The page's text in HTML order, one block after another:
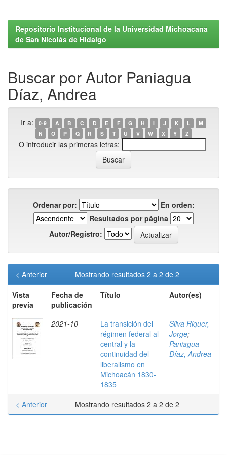
Repositorio Institucional de la Universidad Michoacana
de San Nicolás de Hidalgo
Buscar por Autor Paniagua
Díaz, Andrea
Ir a: 0-9 A B C D E F G H I J K L
M
N
O P Q R S T U V W X Y Z
O introducir las primeras letras:
Ordenar por:
En orden:
Resultados por página
Autor/Registro:
Mostrando resultados 2 a 2 de 2
< Anterior
Vista
previa
Fecha de
publicación
Título Autor(es)
2021-10
La transición del
régimen federal al
central y la
continuidad del
liberalismo en
Michoacán 1830-
1835
Silva Riquer,
Jorge;
Paniagua
Díaz, Andrea
Mostrando resultados 2 a 2 de 2
< Anterior